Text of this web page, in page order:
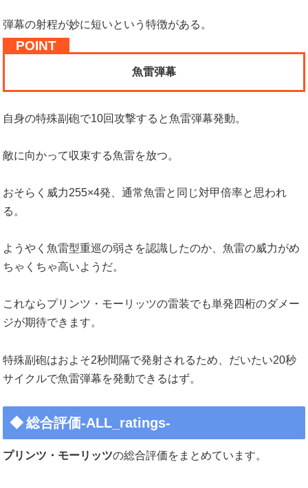
弾幕の射程が妙に短いという特徴がある。
魚雷弾幕
自身の特殊副砲で10回攻撃すると魚雷弾幕発動。
敵に向かって収束する魚雷を放つ。
おそらく威力255×4発、通常魚雷と同じ対甲倍率と思われ
る。
ようやく魚雷型重巡の弱さを認識したのか、魚雷の威力がめ
ちゃくちゃ高いようだ。
これならプリンツ・モーリッツの雷装でも単発四桁のダメー
ジが期待できます。
特殊副砲はおよそ2秒間隔で発射されるため、だいたい20秒
サイクルで魚雷弾幕を発動できるはず。
総合評価-ALL_ratings-
プリンツ・モーリッツの総合評価をまとめています。